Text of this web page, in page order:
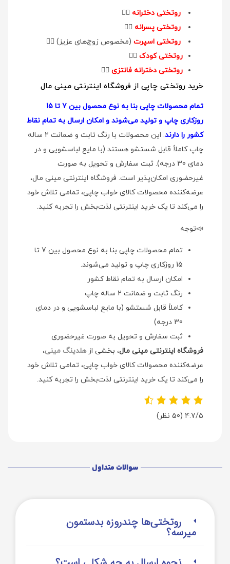
روتختی دخترانه 👉🏻
روتختی پسرانه 👉🏻
روتختی اسپرت (مخصوص زوج‌های عزیز) 👉🏻
روتختی کودک 👉🏻
روتختی دخترانه فانتزی 👉🏻
خرید روتختی چاپی از فروشگاه اینترنتی مینی مال
تمام محصولات چاپی بنا به نوع محصول بین 7 تا 15
روزکاری چاپ و تولید می‌شوند و امکان ارسال به تمام نقاط
کشور را دارند
. این محصولات با رنگ ثابت و ضمانت 2 ساله
چاپ کاملاً قابل شستشو هستند (با مایع لباسشویی و در
دمای 30 درجه). ثبت سفارش و تحویل به صورت
غیرحضوری امکان‌پذیر است. فروشگاه اینترنتی مینی مال،
عرضه‌کننده محصولات کالای خواب چاپی، تمامی تلاش خود
را می‌کند تا یک خرید اینترنتی لذت‌بخش را تجربه کنید.
📣توجه
تمام محصولات چاپی بنا به نوع محصول بین 7 تا
15 روزکاری چاپ و تولید می‌شوند.
امکان ارسال به تمام نقاط کشور
رنگ ثابت و ضمانت 2 ساله چاپ
کاملاً قابل شستشو (با مایع لباسشویی و در دمای
30 درجه)
ثبت سفارش و تحویل به صورت غیرحضوری
فروشگاه اینترنتی مینی مال، بخشی ازهلدینگ مینی،
عرضه‌کننده محصولات کالای خواب چاپی، تمامی تلاش خود
را می‌کند تا یک خرید اینترنتی لذت‌بخش را تجربه کنید.
4.7/5 (50 نظر)
سوالات متداول
روتختی‌‌ها چندروزه بدستمون
میرسه؟